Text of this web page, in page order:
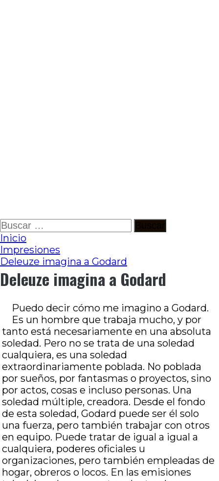
Ir
al
contenido
Buscar:
Inicio
Impresiones
Deleuze imagina a Godard
Deleuze imagina a Godard
Puedo decir cómo me imagino a Godard.
Es un hombre que trabaja mucho, y por
tanto está necesariamente en una absoluta
soledad. Pero no se trata de una soledad
cualquiera, es una soledad
extraordinariamente poblada. No poblada
por sueños, por fantasmas o proyectos, sino
por actos, cosas e incluso personas. Una
soledad múltiple, creadora. Desde el fondo
de esta soledad, Godard puede ser él solo
una fuerza, pero también trabajar con otros
en equipo. Puede tratar de igual a igual a
cualquiera, poderes oficiales u
organizaciones, pero también empleadas de
hogar, obreros o locos. En las emisiones